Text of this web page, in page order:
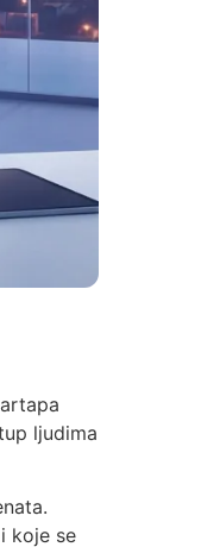
ljudima
koje se